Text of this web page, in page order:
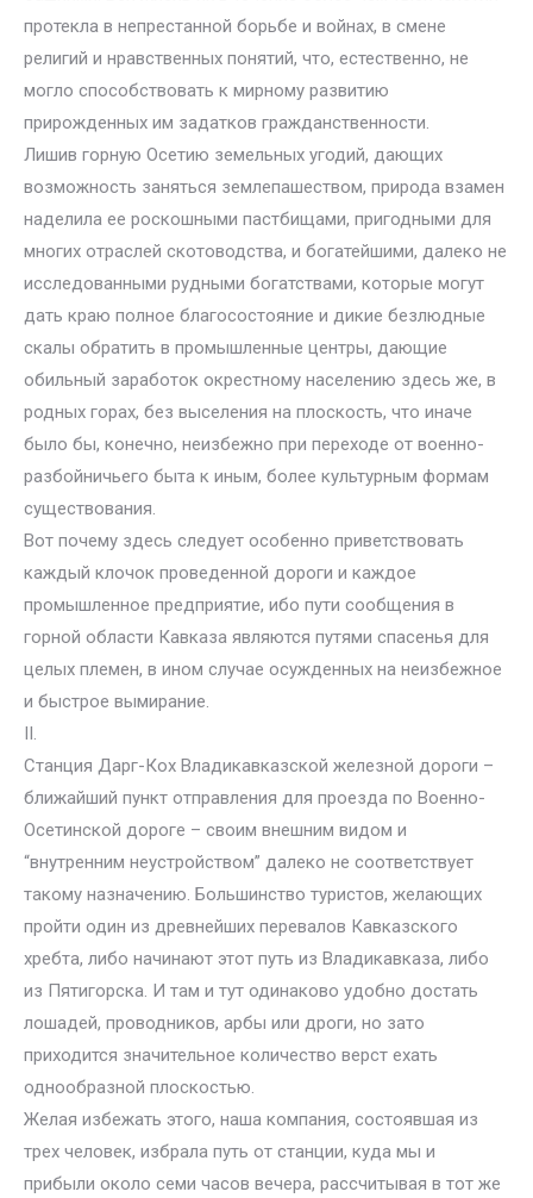
протекла в непрестанной борьбе и войнах, в смене
религий и нравственных понятий, что, естественно, не
могло способствовать к мирному развитию
прирожденных им задатков гражданственности.
Лишив горную Осетию земельных угодий, дающих
возможность заняться землепашеством, природа взамен
наделила ее роскошными пастбищами, пригодными для
многих отраслей скотоводства, и богатейшими, далеко не
исследованными рудными богатствами, которые могут
дать краю полное благосостояние и дикие безлюдные
скалы обратить в промышленные центры, дающие
обильный заработок окрестному населению здесь же, в
родных горах, без выселения на плоскость, что иначе
было бы, конечно, неизбежно при переходе от военно-
разбойничьего быта к иным, более культурным формам
существования.
Вот почему здесь следует особенно приветствовать
каждый клочок проведенной дороги и каждое
промышленное предприятие, ибо пути сообщения в
горной области Кавказа являются путями спасенья для
целых племен, в ином случае осужденных на неизбежное
и быстрое вымирание.
II.
Станция Дарг-Кох Владикавказской железной дороги –
ближайший пункт отправления для проезда по Военно-
Осетинской дороге – своим внешним видом и
“внутренним неустройством” далеко не соответствует
такому назначению. Большинство туристов, желающих
пройти один из древнейших перевалов Кавказского
хребта, либо начинают этот путь из Владикавказа, либо
из Пятигорска. И там и тут одинаково удобно достать
лошадей, проводников, арбы или дроги, но зато
приходится значительное количество верст ехать
однообразной плоскостью.
Желая избежать этого, наша компания, состоявшая из
трех человек, избрала путь от станции, куда мы и
прибыли около семи часов вечера, рассчитывая в тот же